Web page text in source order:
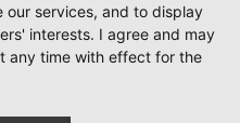
our services, and to display
interests. I agree and may
any time with effect for the